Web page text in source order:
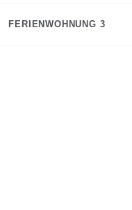
FERIENWOHNUNG 3